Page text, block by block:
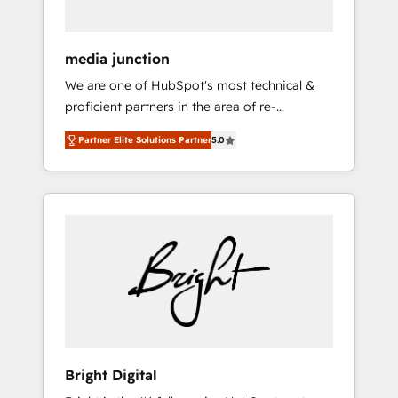
media junction
We are one of HubSpot's most technical &
proficient partners in the area of re-
platforming, website design & development.
We specialize in multi-hub implementations
for mid-market & enterprise companies. We
are woman-owned, powered by coffee, and
Impact Award 🏆2022 Technical Expertise
Impact Award 🏆2022 Platform Migration
Excellence Impact Award 🏆2020 Elite
Solutions Partner 🏆2019 Integrations
Website Design HubSpot Impact Award 🏆
Partner Elite Solutions Partner5.0
Bright Digital